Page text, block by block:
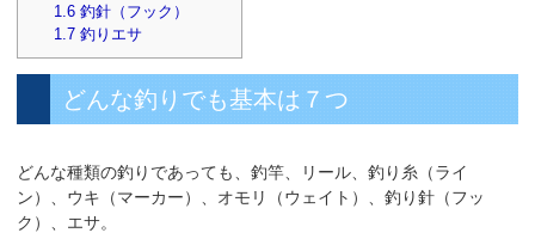
1.6 釣針（フック）
1.7 釣りエサ
どんな釣りでも基本は７つ
どんな種類の釣りであっても、釣竿、リール、釣り糸（ライ
ン）、ウキ（マーカー）、オモリ（ウェイト）、釣り針（フッ
ク）、エサ。